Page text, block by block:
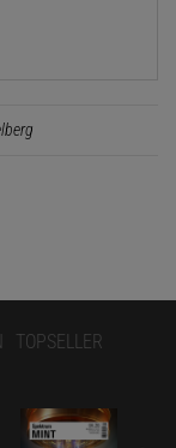
TOPSELLER